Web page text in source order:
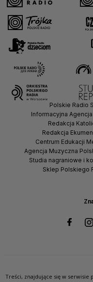
Polskie Radio
Informacyjna
Redakcja
Redakcja
Centrum Edukacji
Agencja Muzyczna
Studia nagraniowe i
Sklep Polskiego
Treści, znajdujące się w serwisie